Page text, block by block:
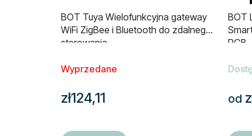
BOT Tuya Wielofunkcyjna gateway
WiFi ZigBee i Bluetooth do zdalnego
sterowania
Wyprzedane
zł124,11
BOT
RGB
od